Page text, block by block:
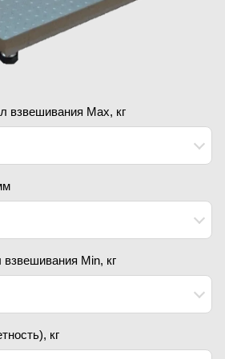
взвешивания Мах, кг
Min, кг
кг